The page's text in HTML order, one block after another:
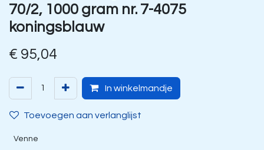
70/2, 1000 gram nr. 7-4075
koningsblauw
€ 95,04
In winkelmandje
Toevoegen aan verlanglijst
Venne